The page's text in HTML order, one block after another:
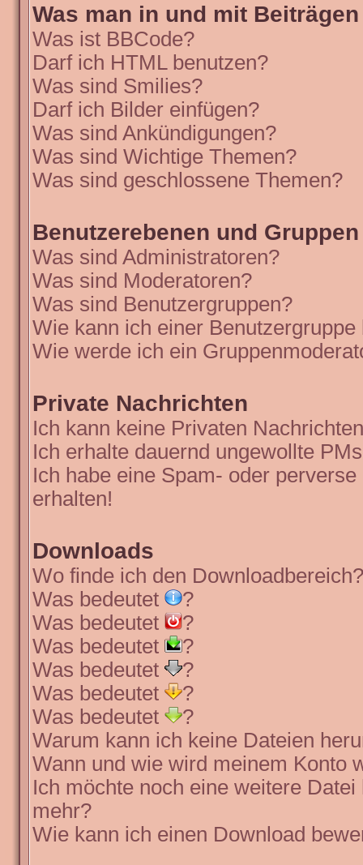
Was man in und mit
Was ist BBCode?
Darf ich HTML benutzen?
Was sind Smilies?
Darf ich Bilder einfügen?
Was sind Ankündigungen?
Was sind Wichtige Themen?
Was sind geschlossene Themen?
Benutzerebenen und Gruppen
Was sind Administratoren?
Was sind Moderatoren?
Was sind Benutzergruppen?
Wie kann ich einer Benutzergruppe
Wie werde ich ein
Private Nachrichten
Ich kann keine Privaten
Ich erhalte dauernd ungewollte
Ich habe eine Spam- oder
erhalten!
Downloads
Wo finde ich den Downloadbereich?
Was bedeutet
?
Was bedeutet
?
Was bedeutet
?
Was bedeutet
?
Was bedeutet
?
Was bedeutet
?
Warum kann ich keine Dateien
Wann und wie wird meinem Konto
Ich möchte noch eine weitere
mehr?
Wie kann ich einen Download